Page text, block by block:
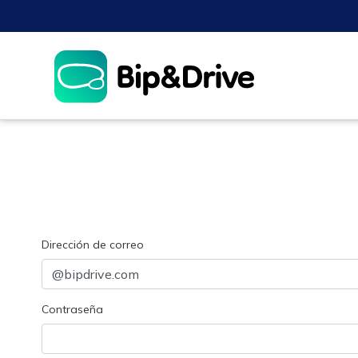
LoginDirección de correo
Contraseña